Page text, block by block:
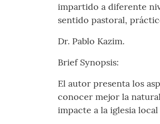
impartido a diferente
sentido pastoral,
Dr. Pablo Kazim.
Brief Synopsis:
El autor presenta los
conocer mejor la
impacte a la iglesia